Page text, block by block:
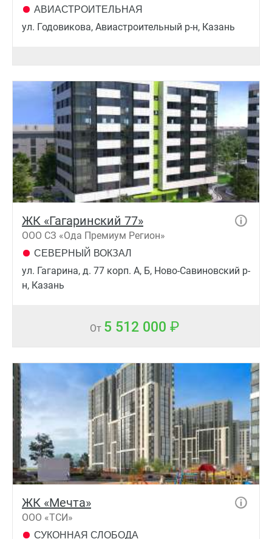
АВИАСТРОИТЕЛЬНАЯ
ул. Годовикова, Авиастроительный р-н, Казань
ЖК «Гагаринский 77»
ООО СЗ «Ода Премиум Регион»
СЕВЕРНЫЙ ВОКЗАЛ
ул. Гагарина, д. 77 корп. А, Б, Ново-Савиновский р-
н, Казань
От 5 512 000
ЖК «Мечта»
ООО «ТСИ»
СУКОННАЯ СЛОБОДА